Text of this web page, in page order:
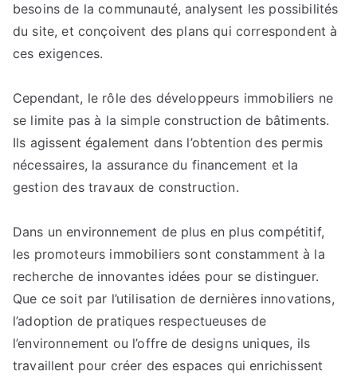
besoins de la communauté, analysent les possibilités
du site, et conçoivent des plans qui correspondent à
ces exigences.
Cependant, le rôle des développeurs immobiliers ne
se limite pas à la simple construction de bâtiments.
Ils agissent également dans l’obtention des permis
nécessaires, la assurance du financement et la
gestion des travaux de construction.
Dans un environnement de plus en plus compétitif,
les promoteurs immobiliers sont constamment à la
recherche de innovantes idées pour se distinguer.
Que ce soit par l’utilisation de dernières innovations,
l’adoption de pratiques respectueuses de
l’environnement ou l’offre de designs uniques, ils
travaillent pour créer des espaces qui enrichissent